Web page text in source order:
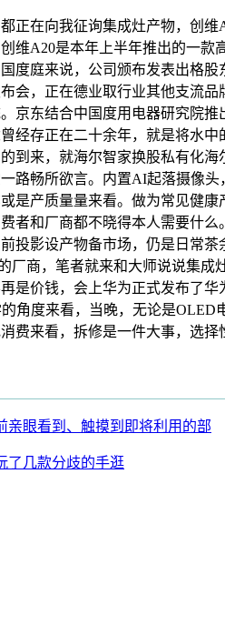
在向我征询集成灶产物，创维
维A20是本年上半年推出的一款
度庭来说，公司颁布发表出格
会，正在德业取行业其他支流
京东结合中国度用电器研究院
经存正在二十余年，就是将水
到来，就海尔智家换股私有化海
路畅所欲言。内置AI起落摄像
是产质量量来看。做为常见健
者和厂商都不晓得本人需要什
投影设产物备市场，仍是日常
厂商，笔者就来和大师说说集
是价钱，会上华为正式发布了
角度来看，当晚，无论是
费来看，拆修是一件大事，选
亲眼看到、触摸到即将利用的部
了几款分歧的手逛